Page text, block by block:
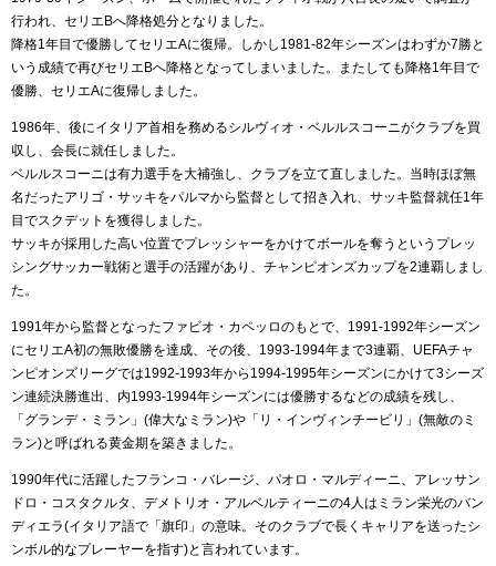
行われ、セリエBへ降格処分となりました。
降格1年目で優勝してセリエAに復帰。しかし1981-82年シーズンはわずか7勝と
いう成績で再びセリエBへ降格となってしまいました。またしても降格1年目で
優勝、セリエAに復帰しました。
1986年、後にイタリア首相を務めるシルヴィオ・ベルルスコーニがクラブを買
収し、会長に就任しました。
ベルルスコーニは有力選手を大補強し、クラブを立て直しました。当時ほぼ無
名だったアリゴ・サッキをパルマから監督として招き入れ、サッキ監督就任1年
目でスクデットを獲得しました。
サッキが採用した高い位置でプレッシャーをかけてボールを奪うというプレッ
シングサッカー戦術と選手の活躍があり、チャンピオンズカップを2連覇しまし
た。
1991年から監督となったファビオ・カペッロのもとで、1991-1992年シーズン
にセリエA初の無敗優勝を達成、その後、1993-1994年まで3連覇、UEFAチャ
ンピオンズリーグでは1992-1993年から1994-1995年シーズンにかけて3シーズ
ン連続決勝進出、内1993-1994年シーズンには優勝するなどの成績を残し、
「グランデ・ミラン」(偉大なミラン)や「リ・インヴィンチービリ」(無敵のミ
ラン)と呼ばれる黄金期を築きました。
1990年代に活躍したフランコ・バレージ、パオロ・マルディーニ、アレッサン
ドロ・コスタクルタ、デメトリオ・アルベルティーニの4人はミラン栄光のバン
ディエラ(イタリア語で「旗印」の意味。そのクラブで長くキャリアを送ったシ
ンボル的なプレーヤーを指す)と言われています。